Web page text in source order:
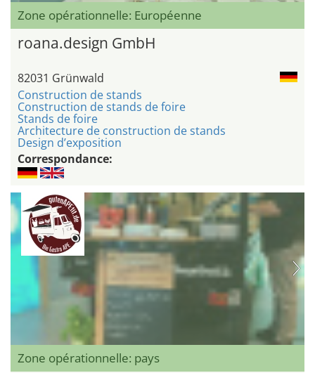
Zone opérationnelle: Européenne
roana.design GmbH
82031 Grünwald
Construction de stands
Construction de stands de foire
Stands de foire
Architecture de construction de stands
Design d’exposition
Correspondance:
Zone opérationnelle: pays